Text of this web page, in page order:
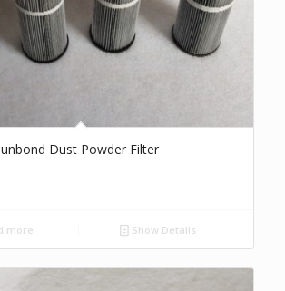
Dust Powder Filter
more Show Details